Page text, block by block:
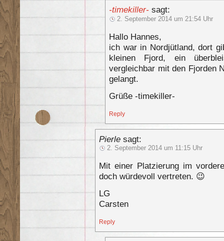
-timekiller- sagt:
2. September 2014 um 21:54 Uhr
Hallo Hannes,
ich war in Nordjütland, dort
kleinen Fjord, ein
vergleichbar mit den Fjorden
gelangt.
Grüße -timekiller-
Reply
Pierle sagt:
2. September 2014 um 11:15 Uhr
Mit einer Platzierung im
doch würdevoll vertreten. 😉
LG
Carsten
Reply